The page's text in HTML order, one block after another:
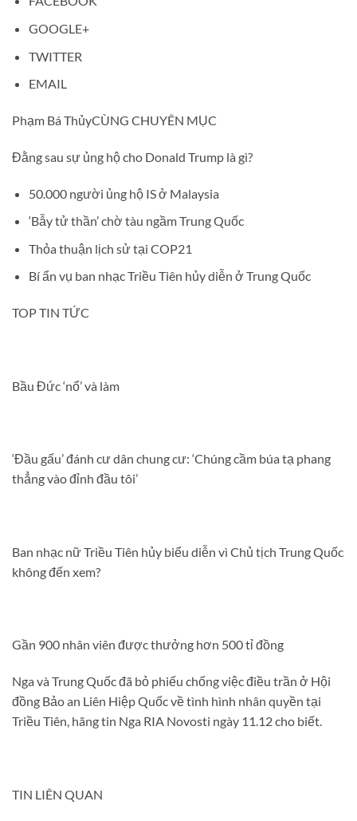
GOOGLE+
TWITTER
EMAIL
Phạm Bá ThủyCÙNG CHUYÊN MỤC
Đằng sau sự ủng hộ cho Donald Trump là gì?
50.000 người ủng hộ IS ở Malaysia
‘Bẫy tử thần’ chờ tàu ngầm Trung Quốc
Thỏa thuận lịch sử tại COP21
Bí ẩn vụ ban nhạc Triều Tiên hủy diễn ở Trung Quốc
TOP TIN TỨC
Bầu Đức ‘nổ’ và làm
‘Đầu gấu’ đánh cư dân chung cư: ‘Chúng cầm búa tạ phang
thẳng vào đỉnh đầu tôi’
Ban nhạc nữ Triều Tiên hủy biểu diễn vì Chủ tịch Trung Quốc
không đến xem?
Gần 900 nhân viên được thưởng hơn 500 tỉ đồng
Nga và Trung Quốc đã bỏ phiếu chống việc điều trần ở Hội
đồng Bảo an Liên Hiệp Quốc về tình hình nhân quyền tại
Triều Tiên, hãng tin Nga RIA Novosti ngày 11.12 cho biết.
TIN LIÊN QUAN